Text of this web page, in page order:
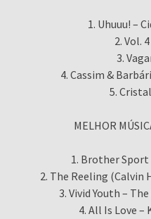
1. Uhuuu! –
2. Vol.
3.
4. Cassim &
5.
MELHOR
1. Brother
2. The Reeling (Calvin
3. Vivid Youth –
4. All Is Love –